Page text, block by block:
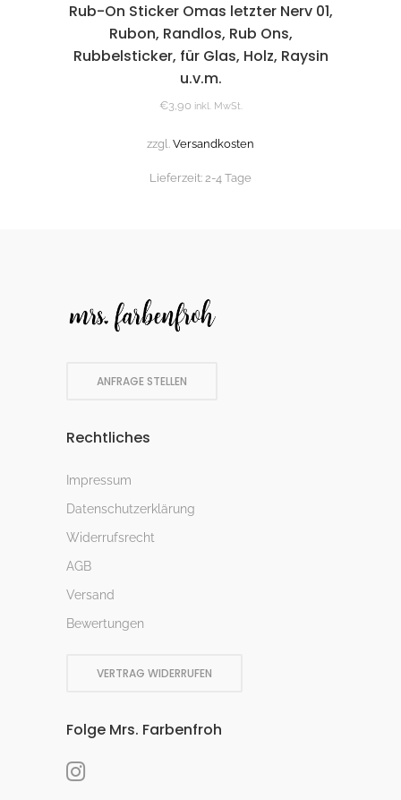
Rub-On Sticker Omas letzter Nerv 01,
Rubon, Randlos, Rub Ons,
Rubbelsticker, für Glas, Holz, Raysin
u.v.m.
€3,90 inkl. MwSt.
zzgl. Versandkosten
Lieferzeit: 2-4 Tage
ANFRAGE STELLEN
Rechtliches
Impressum
Datenschutzerklärung
Widerrufsrecht
AGB
Versand
Bewertungen
VERTRAG WIDERRUFEN
Folge Mrs. Farbenfroh